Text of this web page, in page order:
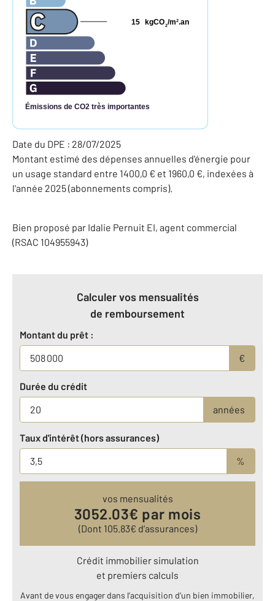
Émissions de CO2 très importantes
kgCO2/m2.an
15
Date du DPE : 28/07/2025
Montant estimé des dépenses annuelles d'énergie pour
un usage standard entre 1400,0 € et 1960,0 €, indexées à
l'année 2025 (abonnements compris).
Bien proposé par Idalie Pernuit EI, agent commercial
(RSAC 104955943)
Calculer vos mensualités
de remboursement
Montant du prêt :
€
Durée du crédit
années
Taux d'intérêt (hors assurances)
%
vos mensualités
3052.03€ par mois
(Dont 105.83€ d’assurances)
Crédit immobilier simulation
et premiers calculs
Avant de vous engager dans l’acquisition d’un bien immobilier,